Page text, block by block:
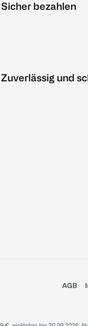
Sicher bezahlen
Zuverlässig und
AGB